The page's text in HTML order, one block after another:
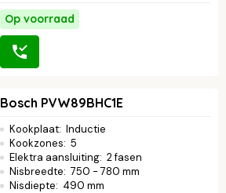
Op voorraad
Bosch PVW89BHC1E
Kookplaat: Inductie
Kookzones: 5
Elektra aansluiting: 2 fasen
Nisbreedte: 750 - 780 mm
Nisdiepte: 490 mm